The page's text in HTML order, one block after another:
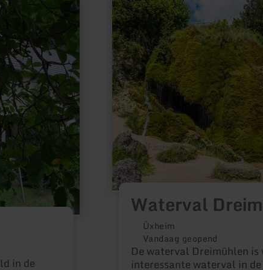
in de
Waterval
Üxheim
Vandaag geopend
De waterval Dreimühlen
interessante waterval in
informatie
over:
Waterval
Dreimühlen